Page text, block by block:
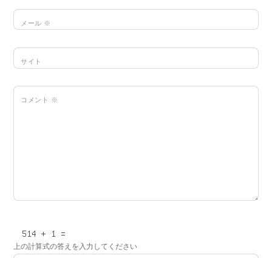
メール ※
サイト
コメント ※
上の計算式の答えを入力してください